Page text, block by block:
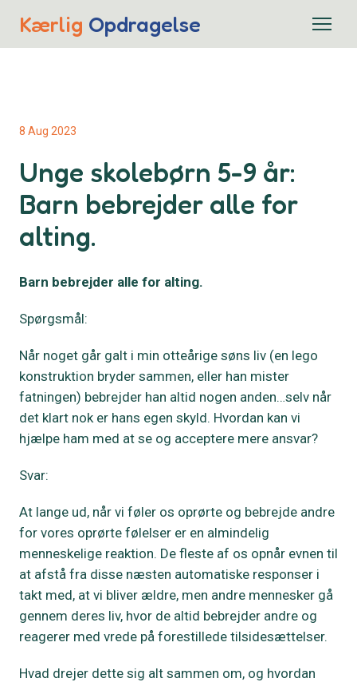
Kærlig Opdragelse
8 Aug 2023
Unge skolebørn 5-9 år:
Barn bebrejder alle for
alting.
Barn bebrejder alle for alting.
Spørgsmål:
Når noget går galt i min otteårige søns liv (en lego
konstruktion bryder sammen, eller han mister
fatningen) bebrejder han altid nogen anden…selv når
det klart nok er hans egen skyld. Hvordan kan vi
hjælpe ham med at se og acceptere mere ansvar?
Svar:
At lange ud, når vi føler os oprørte og bebrejde andre
for vores oprørte følelser er en almindelig
menneskelige reaktion. De fleste af os opnår evnen til
at afstå fra disse næsten automatiske responser i
takt med, at vi bliver ældre, men andre mennesker gå
gennem deres liv, hvor de altid bebrejder andre og
reagerer med vrede på forestillede tilsidesættelser.
Hvad drejer dette sig alt sammen om, og hvordan